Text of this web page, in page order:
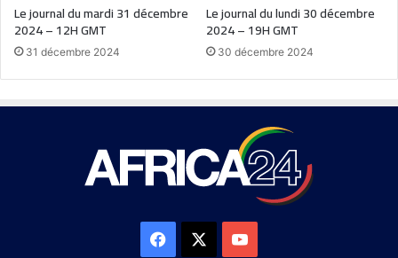
Le journal du mardi 31 décembre
2024 – 12H GMT
31 décembre 2024
Le journal du lundi 30 décembre
2024 – 19H GMT
30 décembre 2024